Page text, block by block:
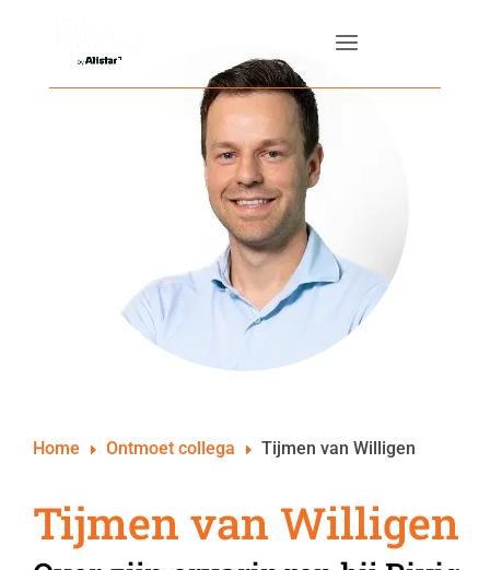
Home E Ontmoet collega E Tijmen van Willigen
Tijmen van Willigen